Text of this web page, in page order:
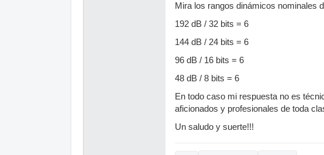
Mira los rangos dinámicos nominales
192 dB / 32 bits = 6
144 dB / 24 bits = 6
96 dB / 16 bits = 6
48 dB / 8 bits = 6
En todo caso mi respuesta no es
aficionados y profesionales de toda
Un saludo y suerte!!!